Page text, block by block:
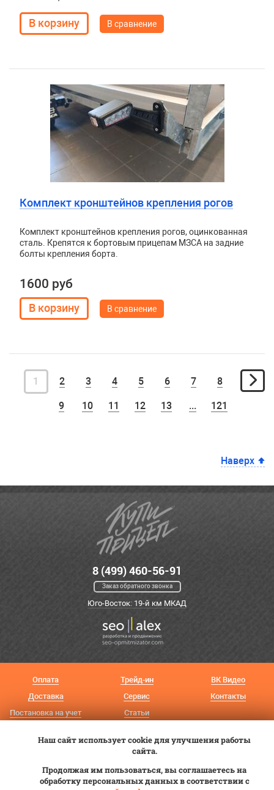
В сравнение
Комплект кронштейнов крепления рогов
Комплект кронштейнов крепления рогов, оцинкованная
сталь. Крепятся к бортовым прицепам МЗСА на задние
болты крепления борта.
1600 руб
В сравнение
1 2 3 4 5 6 7 8
9 10 11 12 13 ... 121
Наверх
8 (499) 460-56-91
Заказ обратного звонка
Юго-Восток: 19-й км МКАД
Оплата
Доставка
Постановка на учет
Трейд-ин
Сервис
Статьи
ВК Видео
Контакты
© 2012—2026 «Купи прицеп»™ (ООО «Авангард», ИНН 9723035587)
Наш сайт использует cookie для улучшения работы
сайта.
Продолжая им пользоваться, вы соглашаетесь на
обработку персональных данных в соответствии с